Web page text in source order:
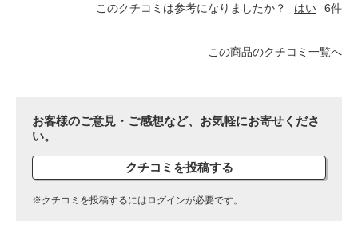
このクチコミは参考になりましたか？ はい 6件
この商品のクチコミ一覧へ
お客様のご意見・ご感想など、お気軽にお寄せくださ
い。
クチコミを投稿する
※クチコミを投稿するにはログインが必要です。